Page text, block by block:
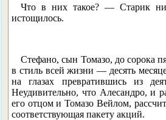
Что в них такое? — Старик
истощилось.
Стефано, сын Томазо, до сорока
в стиль всей жизни — десять
на глазах превратившись из
Неудивительно, что Алесандро, и
его отцом и Томазо Вейлом,
соответствующая пакету акций.